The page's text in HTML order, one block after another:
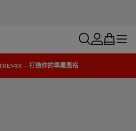
searchaccount
bag menu
REMIX — 打造你的專屬風格